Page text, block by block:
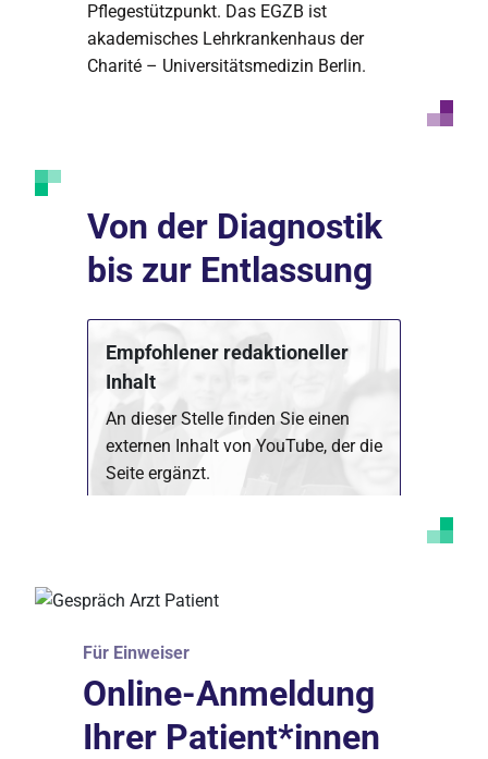
Pflegestützpunkt. Das EGZB ist
akademisches Lehrkrankenhaus der
Charité – Universitätsmedizin Berlin.
Von der Diagnostik
bis zur Entlassung
Empfohlener redaktioneller
Inhalt
An dieser Stelle finden Sie einen
externen Inhalt von YouTube, der die
Seite ergänzt.
personenbezogene Daten an Drittplattformen
Für Einweiser
Online-Anmeldung
Ihrer Patient*innen